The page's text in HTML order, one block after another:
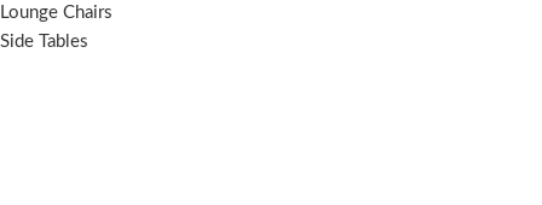
Lounge Chairs
Side Tables